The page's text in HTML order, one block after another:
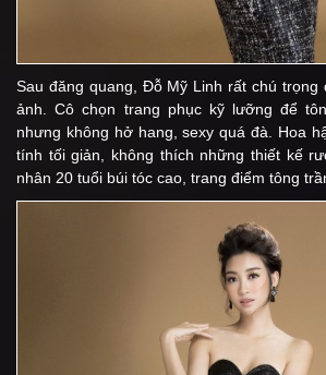
Sau đăng quang, Đỗ Mỹ Linh rất chú trọng
ảnh. Cô chọn trang phục kỹ lưỡng để
nhưng không hở hang, sexy quá đà. Hoa
tính tối giản, không thích những thiết kế
nhân 20 tuổi búi tóc cao, trang điểm tông